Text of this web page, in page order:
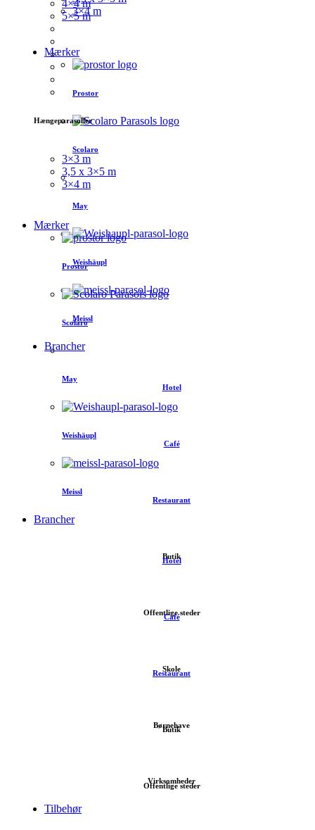
3×4 m
Mærker
Prostor
Scolaro
May
Weishäupl
Meissl
Brancher
Hotel
Café
Restaurant
Butik
Offentlige steder
Skole
Børnehave
Virksomheder
Tilbehør
4×4 m
5×5 m
Hængeparasoller
3×3 m
3,5 x 3×5 m
3×4 m
Mærker
Prostor
Scolaro
May
Weishäupl
Meissl
Brancher
Hotel
Café
Restaurant
Butik
Offentlige steder